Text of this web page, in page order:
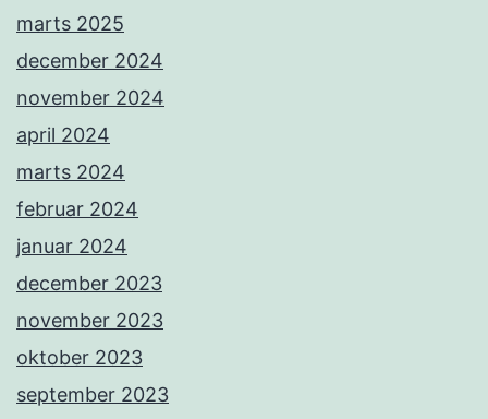
marts 2025
december 2024
november 2024
april 2024
marts 2024
februar 2024
januar 2024
december 2023
november 2023
oktober 2023
september 2023